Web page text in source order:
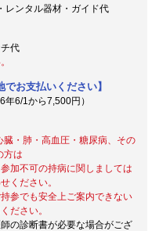
レンタル器材・ガイド代
代
でお支払いください】
6/1から7,500円）
・肺・高血圧・糖尿病、その
方は
加不可の持病に関しましては
ください。
参でも安全上ご案内できない
ださい。
の診断書が必要な場合がござ